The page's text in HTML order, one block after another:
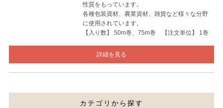
カテゴリから探す
性質をもっています。
各種包装資材、農業資材、雑貨など様々な分野
に使用されています。
【入り数】 50m巻、75m巻 【注文単位】 1巻
詳細を見る